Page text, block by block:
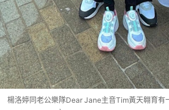
楊洛婷同老公樂隊Dear Jane主音Tim黃天翱育有